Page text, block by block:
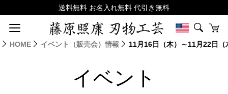
HOME イベント（販売会）情報 11月16日（木）～11月22日
イベント